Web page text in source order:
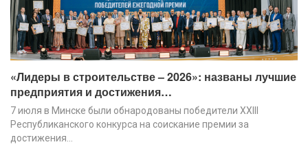
«Лидеры в строительстве – 2026»: названы лучшие
предприятия и достижения…
7 июля в Минске были обнародованы победители XХIII
Республиканского конкурса на соискание премии за
достижения…